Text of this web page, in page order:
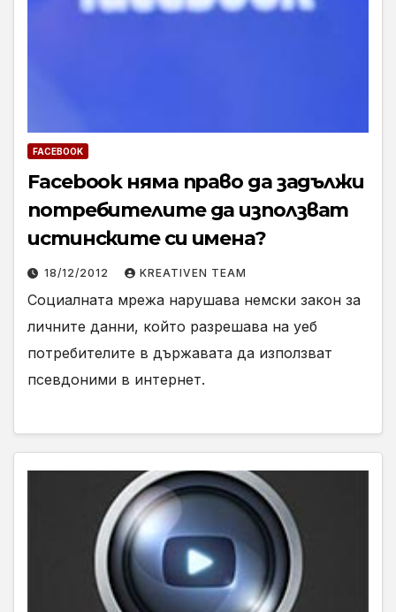
FACEBOOK
Facebook няма право да задължи
потребителите да използват
истинските си имена?
18/12/2012 KREATIVEN TEAM
Социалната мрежа нарушава немски закон за
личните данни, който разрешава на уеб
потребителите в държавата да използват
псевдоними в интернет.